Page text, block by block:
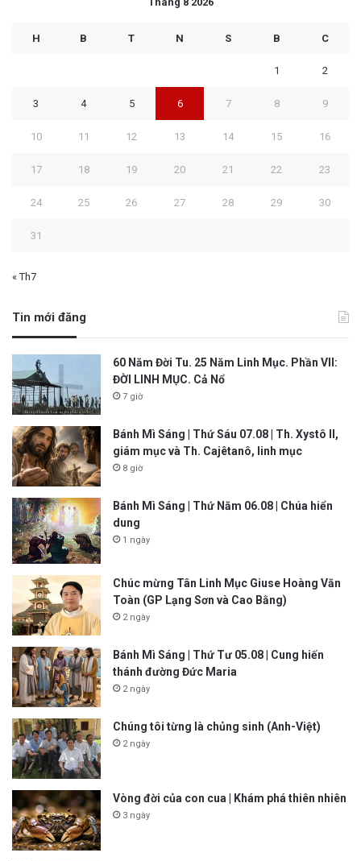
H B T N S B C
1 2
3 4 5 6 7 8 9
10 11 12 13 14 15 16
17 18 19 20 21 22 23
24 25 26 27 28 29 30
31
« Th7
Tin mới đăng
60 Năm Đời Tu. 25 Năm Linh Mục. Phần VII:
ĐỜI LINH MỤC. Cả Nổ
7 giờ
Bánh Mì Sáng | Thứ Sáu 07.08 | Th. Xystô II,
giám mục và Th. Cajêtanô, linh mục
8 giờ
Bánh Mì Sáng | Thứ Năm 06.08 | Chúa hiển
dung
1 ngày
Chúc mừng Tân Linh Mục Giuse Hoàng Văn
Toàn (GP Lạng Sơn và Cao Bằng)
2 ngày
Bánh Mì Sáng | Thứ Tư 05.08 | Cung hiến
thánh đường Đức Maria
2 ngày
Chúng tôi từng là chủng sinh (Anh-Việt)
2 ngày
Vòng đời của con cua | Khám phá thiên nhiên
3 ngày